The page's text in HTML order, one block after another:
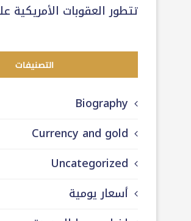
تتطور العقوبات الأمريكية
التصنيفات
Biography
Currency and gold
Uncategorized
أسعار يومية